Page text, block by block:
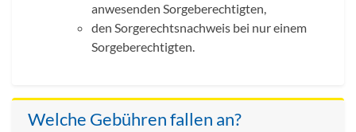
anwesenden Sorgeberechtigten,
den Sorgerechtsnachweis bei nur einem
Sorgeberechtigten.
Welche Gebühren fallen an?